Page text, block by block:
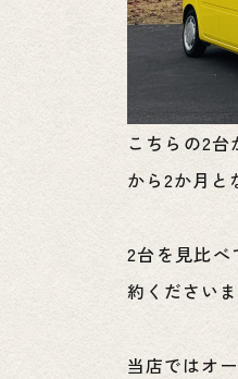
こちらの2
から2か月と
2台を見比
約くださいま
当店ではオ